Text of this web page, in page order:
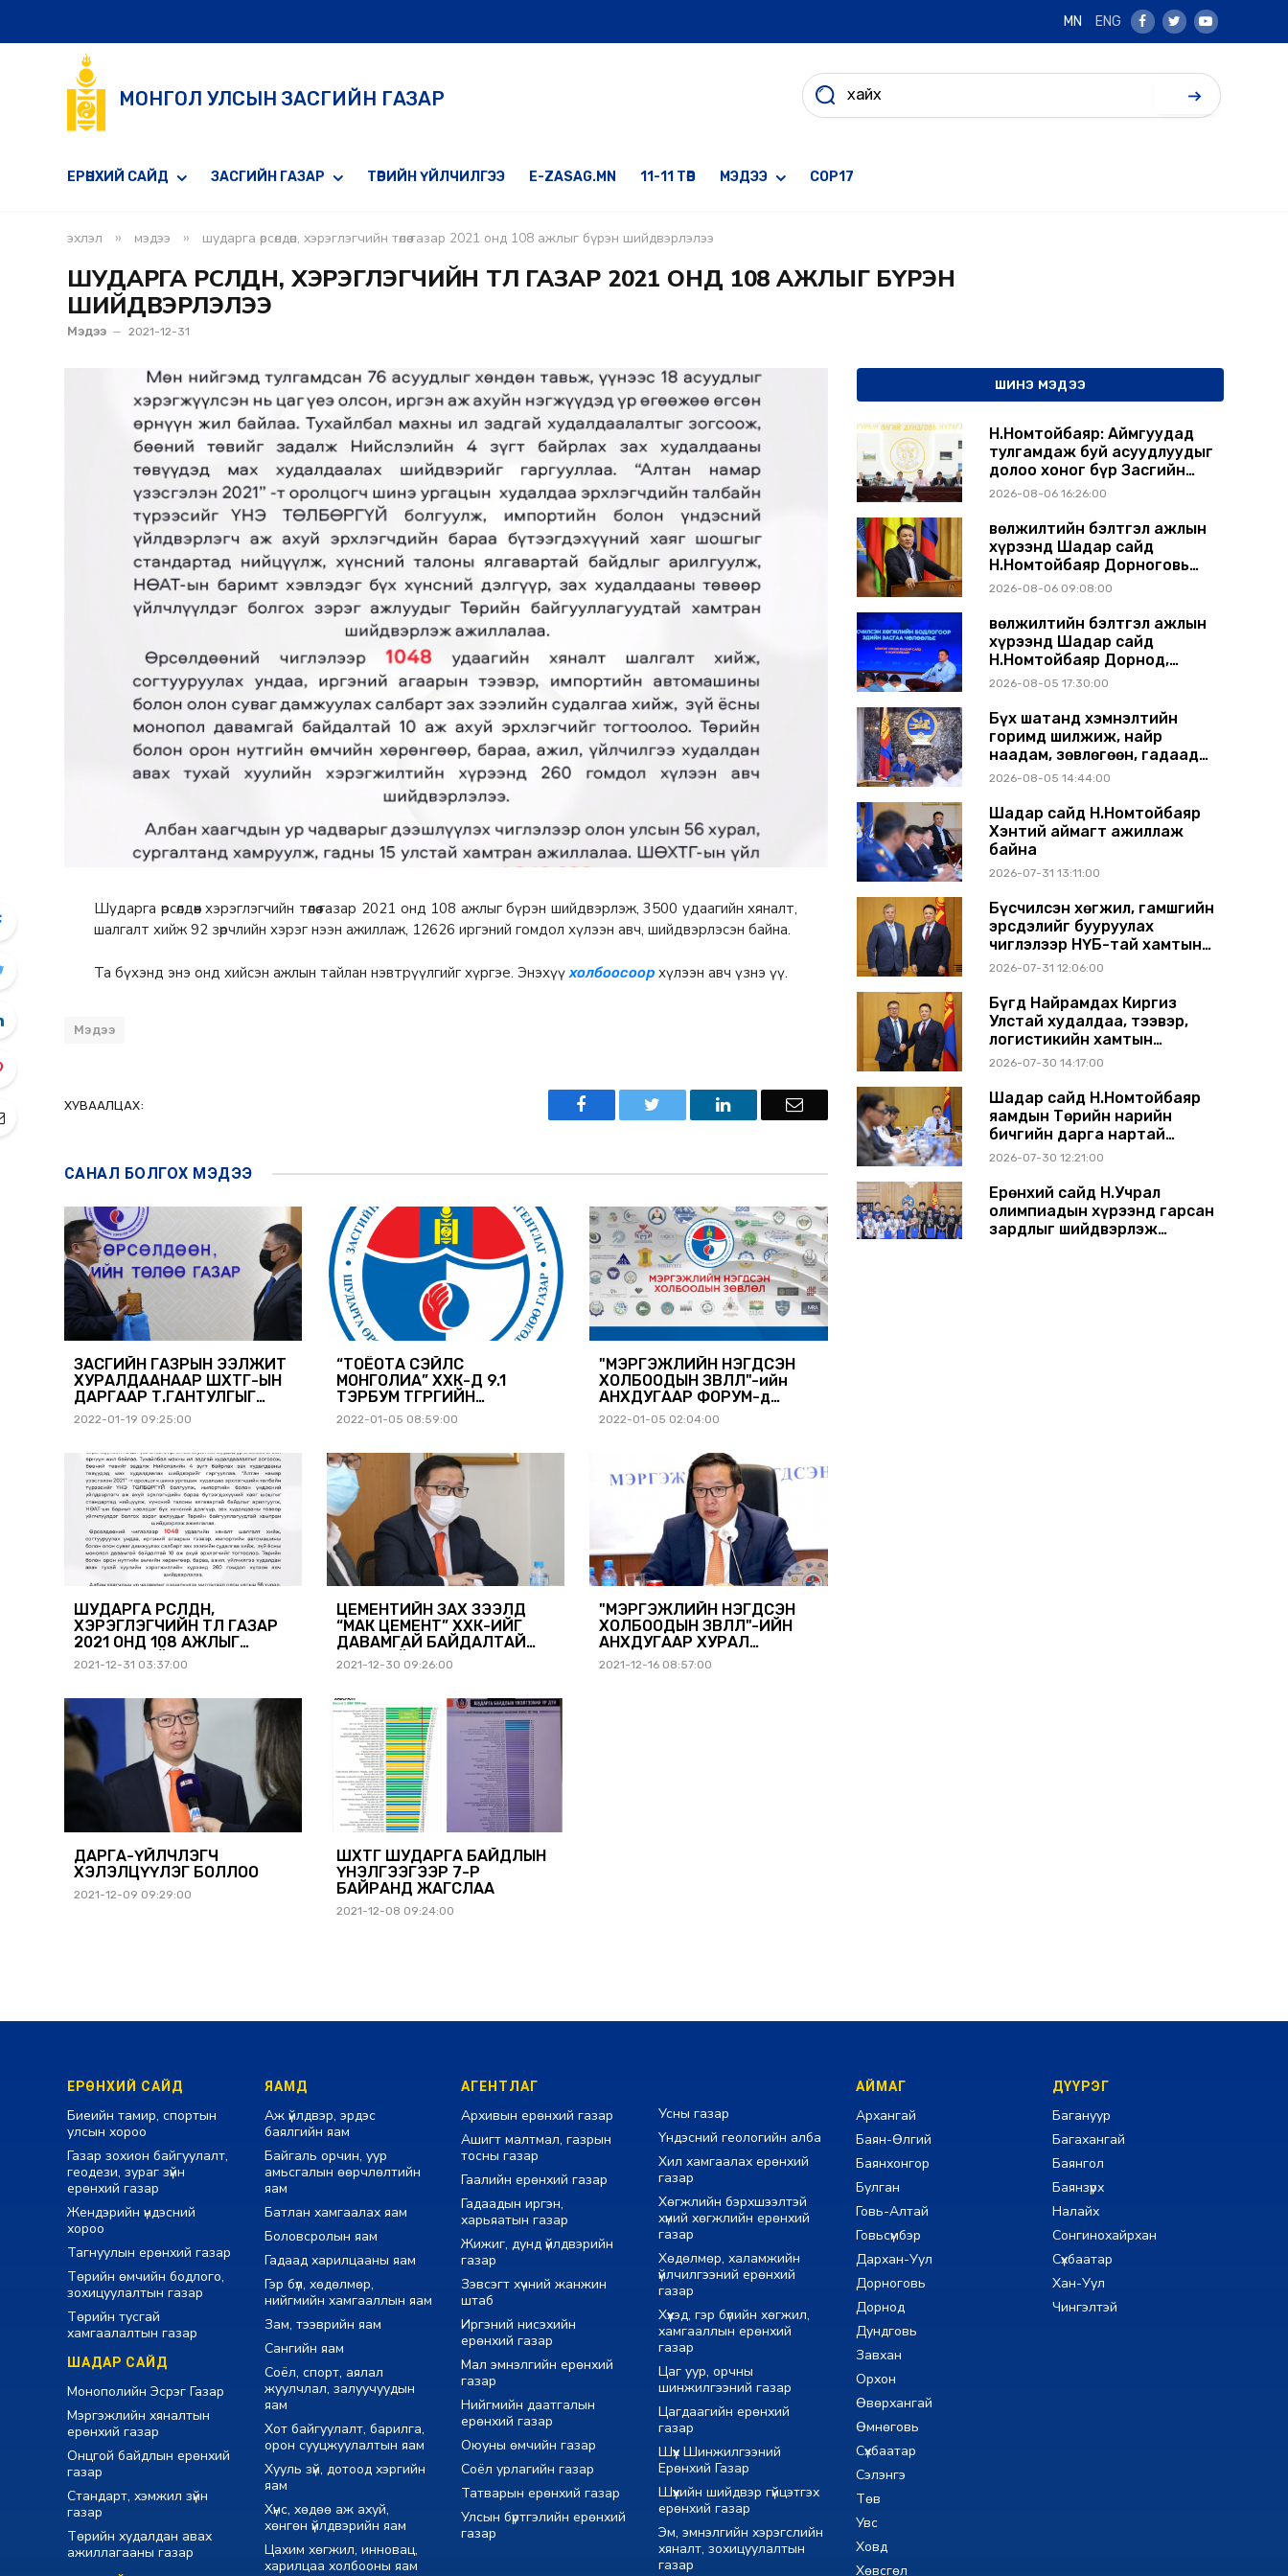
MN ENG
Facebook
TwitterYoutube
МОНГОЛ УЛСЫН ЗАСГИЙН ГАЗАР
ЕРӨНХИЙ САЙД ЗАСГИЙН ГАЗАР ТӨРИЙН ҮЙЛЧИЛГЭЭ E-ZASAG.MN 11-11 ТӨВ МЭДЭЭ COP17
эхлэл » мэдээ » шударга өрсөлдөөн, хэрэглэгчийн төлөө газар 2021 онд 108 ажлыг бүрэн шийдвэрлэлээ
ШУДАРГА ӨРСӨЛДӨӨН, ХЭРЭГЛЭГЧИЙН ТӨЛӨӨ ГАЗАР 2021 ОНД 108 АЖЛЫГ БҮРЭН
ШИЙДВЭРЛЭЛЭЭ
Мэдээ 2021-12-31
Шударга өрсөлдөөн хэрэглэгчийн төлөө газар 2021 онд 108 ажлыг бүрэн шийдвэрлэж, 3500 удаагийн хяналт,
шалгалт хийж 92 зөрчлийн хэрэг нээн ажиллаж, 12626 иргэний гомдол хүлээн авч, шийдвэрлэсэн байна.
Та бүхэнд энэ онд хийсэн ажлын тайлан нэвтрүүлгийг хүргэе. Энэхүүхолбоосоор хүлээн авч үзнэ үү.
Мэдээ
ХУВААЛЦАХ:
САНАЛ БОЛГОХ МЭДЭЭ
ЗАСГИЙН ГАЗРЫН ЭЭЛЖИТ
ХУРАЛДААНААР ШӨХТГ-ЫН
ДАРГААР Т.ГАНТУЛГЫГ
ТОМИЛЛОО.
2022-01-19 09:25:00
“ТОЁОТА СЭЙЛС
МОНГОЛИА” ХХК-Д 9.1
ТЭРБУМ ТӨГРӨГИЙН
ТОРГУУЛЬ ОНОГДУУЛЛАА
2022-01-05 08:59:00
"МЭРГЭЖЛИЙН НЭГДСЭН
ХОЛБООДЫН ЗӨВЛӨЛ"-ийн
АНХДУГААР ФОРУМ-д
МОНГОЛ УЛСЫН ШАДАР
САЙД ОРОЛЦОНО.
2022-01-05 02:04:00
ШУДАРГА ӨРСӨЛДӨӨН,
ХЭРЭГЛЭГЧИЙН ТӨЛӨӨ ГАЗАР
2021 ОНД 108 АЖЛЫГ
БҮРЭН ШИЙДВЭРЛЭЛЭЭ
2021-12-31 03:37:00
ЦЕМЕНТИЙН ЗАХ ЗЭЭЛД
“МАК ЦЕМЕНТ” ХХК-ИЙГ
ДАВАМГАЙ БАЙДАЛТАЙ
АЖ АХУЙ ЭРХЛЭГЧЭЭР
2021-12-30 09:26:00
"МЭРГЭЖЛИЙН НЭГДСЭН
ХОЛБООДЫН ЗӨВЛӨЛ"-ИЙН
АНХДУГААР ХУРАЛ
БОЛЛОО.
2021-12-16 08:57:00
ДАРГА-ҮЙЛЧЛЭГЧ
ХЭЛЭЛЦҮҮЛЭГ БОЛЛОО
2021-12-09 09:29:00
ШӨХТГ ШУДАРГА БАЙДЛЫН
ҮНЭЛГЭЭГЭЭР 7-Р
БАЙРАНД ЖАГСЛАА
2021-12-08 09:24:00
ШИНЭ МЭДЭЭ
Н.Номтойбаяр: Аймгуудад
тулгамдаж буй асуудлуудыг
долоо хоног бүр Засгийн
газрын хуралдаанд
2026-08-06 16:26:00
Өвөлжилтийн бэлтгэл ажлын
хүрээнд Шадар сайд
Н.Номтойбаяр Дорноговь
аймагт ажиллав
2026-08-06 09:08:00
Өвөлжилтийн бэлтгэл ажлын
хүрээнд Шадар сайд
Н.Номтойбаяр Дорнод,
Сүхбаатар аймагт ажиллав
2026-08-05 17:30:00
Бүх шатанд хэмнэлтийн
горимд шилжиж, найр
наадам, зөвлөгөөн, гадаад
томилолтыг хориглолоо
2026-08-05 14:44:00
Шадар сайд Н.Номтойбаяр
Хэнтий аймагт ажиллаж
байна
2026-07-31 13:11:00
Бүсчилсэн хөгжил, гамшгийн
эрсдэлийг бууруулах
чиглэлээр НҮБ-тай хамтын
ажиллагаагаа
солилцлоо
2026-07-31 12:06:00
Бүгд Найрамдах Киргиз
Улстай худалдаа, тээвэр,
логистикийн хамтын
ажиллагааг өргөжүүлнэ
2026-07-30 14:17:00
Шадар сайд Н.Номтойбаяр
яамдын Төрийн нарийн
бичгийн дарга нартай
шуурхай хуралдлаа
2026-07-30 12:21:00
Ерөнхий сайд Н.Учрал
олимпиадын хүрээнд гарсан
зардлыг шийдвэрлэж
ЕРӨНХИЙ САЙД
Биеийн тамир, спортын
улсын хороо
Газар зохион байгуулалт,
геодези, зураг зүйн
ерөнхий газар
Жендэрийн үндэсний
хороо
Тагнуулын ерөнхий газар
Төрийн өмчийн бодлого,
зохицуулалтын газар
Төрийн тусгай
хамгаалалтын газар
ШАДАР САЙД
Монополийн Эсрэг Газар
Мэргэжлийн хяналтын
ерөнхий газар
Онцгой байдлын ерөнхий
газар
Стандарт, хэмжил зүйн
газар
Төрийн худалдан авах
ажиллагааны газар
ЯАМД
Аж үйлдвэр, эрдэс
баялгийн яам
Байгаль орчин, уур
амьсгалын өөрчлөлтийн
яам
Батлан хамгаалах яам
Боловсролын яам
Гадаад харилцааны яам
Гэр бүл, хөдөлмөр,
нийгмийн хамгааллын яам
Зам, тээврийн яам
Сангийн яам
Соёл, спорт, аялал
жуулчлал, залуучуудын
яам
Хот байгуулалт, барилга,
орон сууцжуулалтын яам
Хууль зүй, дотоод хэргийн
яам
Хүнс, хөдөө аж ахуй,
хөнгөн үйлдвэрийн яам
Цахим хөгжил, инновац,
харилцаа холбооны яам
АГЕНТЛАГ
Архивын ерөнхий газар
Ашигт малтмал, газрын
тосны газар
Гаалийн ерөнхий газар
Гадаадын иргэн,
харьяатын газар
Жижиг, дунд үйлдвэрийн
газар
Зэвсэгт хүчний жанжин
штаб
Иргэний нисэхийн
ерөнхий газар
Мал эмнэлгийн ерөнхий
газар
Нийгмийн даатгалын
ерөнхий газар
Оюуны өмчийн газар
Соёл урлагийн газар
Татварын ерөнхий газар
Улсын бүртгэлийн ерөнхий
газар
Усны газар
Үндэсний геологийн алба
Хил хамгаалах ерөнхий
газар
Хөгжлийн бэрхшээлтэй
хүний хөгжлийн ерөнхий
газар
Хөдөлмөр, халамжийн
үйлчилгээний ерөнхий
газар
Хүүхэд, гэр бүлийн хөгжил,
хамгааллын ерөнхий
газар
Цаг уур, орчны
шинжилгээний газар
Цагдаагийн ерөнхий
газар
Шүүх Шинжилгээний
Ерөнхий Газар
Шүүхийн шийдвэр гүйцэтгэх
ерөнхий газар
Эм, эмнэлгийн хэрэгслийн
хяналт, зохицуулалтын
газар
АЙМАГ
Архангай
Баян-Өлгий
Баянхонгор
Булган
Говь-Алтай
Говьсүмбэр
Дархан-Уул
Дорноговь
Дорнод
Дундговь
Завхан
Орхон
Өвөрхангай
Өмнөговь
Сүхбаатар
Сэлэнгэ
Төв
Увс
Ховд
Хөвсгөл
ДҮҮРЭГ
Багануур
Багахангай
Баянгол
Баянзүрх
Налайх
Сонгинохайрхан
Сүхбаатар
Хан-Уул
Чингэлтэй